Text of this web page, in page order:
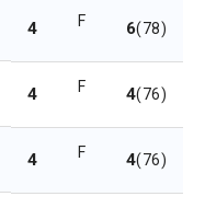
4 F 6(78)
4 F 4(76)
4 F 4(76)